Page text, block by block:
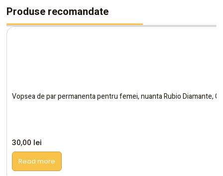
Produse recomandate
Vopsea de par permanenta pentru femei, nuanta Rubio Diamante,
30,00 lei
Read more